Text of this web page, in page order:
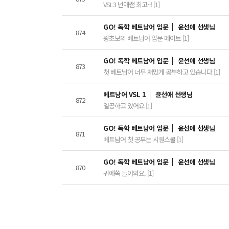
VSL3 넌애쌤 최고~! [1]
874
GO! 독학 베트남어 입문
윤선애 선생님
왕초보의 베트남어 입문 메이트 [1]
873
GO! 독학 베트남어 입문
윤선애 선생님
첫 베트남어 너무 재밌게 공부하고 있습니다 [1]
872
베트남어 VSL 1
윤선애 선생님
열공하고 있어요 [1]
871
GO! 독학 베트남어 입문
윤선애 선생님
베트남어 첫 공부는 시원스쿨 [1]
870
GO! 독학 베트남어 입문
윤선애 선생님
귀에쏙 들어와요. [1]